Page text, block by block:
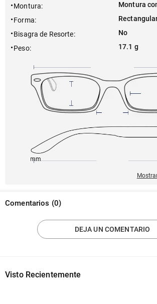
Montura:
Montura
Forma:
Bisagra de Resorte:
No
Peso: 17.1 g
145mm
Comentarios (0)
DEJA UN COMENTARIO
Visto Recientemente